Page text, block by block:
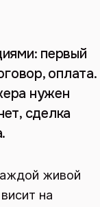
первый
оплата.
нужен
сделка
живой
на